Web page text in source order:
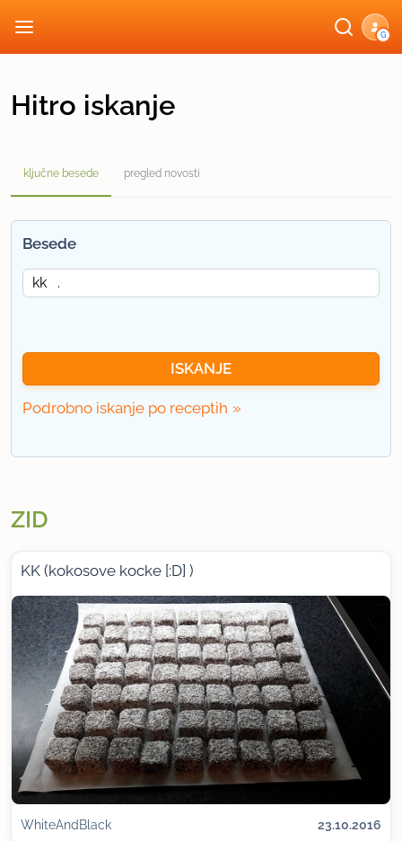
G
Hitro iskanje
ključne besede pregled novosti
Besede
Podrobno iskanje po receptih
ZID
KK (kokosove kocke [:D] )
WhiteAndBlack 23.10.2016